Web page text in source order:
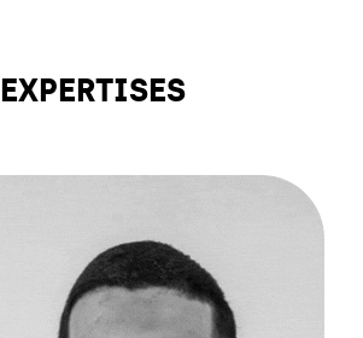
EXPERTISES